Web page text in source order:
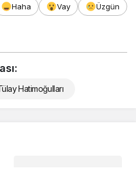
Haha Vay
Üzgün
Hatimoğulları